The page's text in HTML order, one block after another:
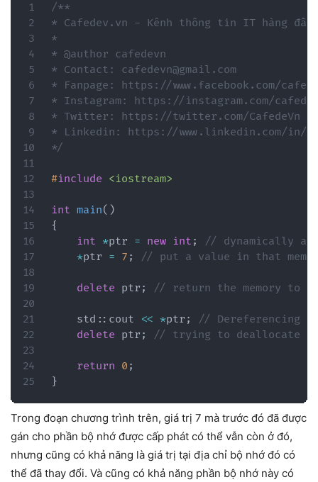
/**
* Cafedev.vn - Kênh thông tin IT hàng đầu
*
* @author cafedevn
* Contact: cafedevn@gmail.com
* Fanpage: https://www.facebook.com/
* Instagram: https://instagram.com/
* Twitter: https://twitter.com/CafedeVn
* Linkedin: https://www.linkedin.com/in/
*/
#include <iostream>
int main( )
{
int *ptr = new int ;
// dynamically
*ptr = 7 ; // put a value in that
delete ptr ; // return the memory to
    std
:: cout << *ptr ;
// Dereferencing
delete ptr ; // trying to deallocate
return 0 ;
}
Trong đoạn chương trình trên, giá trị 7 mà trước đó đã được
gán cho phần bộ nhớ được cấp phát có thể vẫn còn ở đó,
nhưng cũng có khả năng là giá trị tại địa chỉ bộ nhớ đó có
thể đã thay đổi. Và cũng có khả năng phần bộ nhớ này có